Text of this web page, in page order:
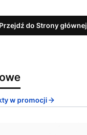
Przejdź do Strony głównej
w promocji